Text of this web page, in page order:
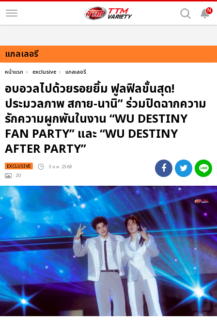
N
แกลเลอรี
หน้าแรก exclusive แกลเลอรี
อบอวลไปด้วยรอยยิ้ม ฟูลฟิลขั้นสุด!
ประมวลภาพ สกาย-นานิ” ร่วมปิดฉากความ
รักความผูกพันในงาน “WU DESTINY
FAN PARTY” และ “WU DESTINY
AFTER PARTY”
EXCLUSIVE : 3 ก.ค. 2569
: 20